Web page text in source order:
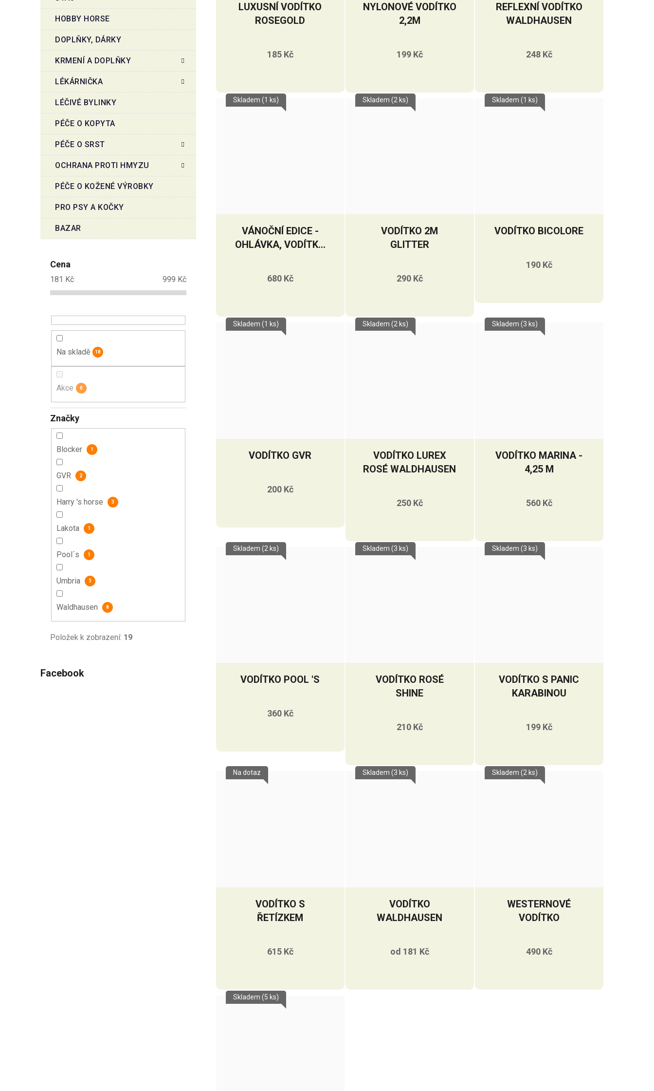
HOBBY HORSE
DOPLŇKY, DÁRKY
KRMENÍ A DOPLŇKY
LÉKÁRNIČKA
LÉČIVÉ BYLINKY
PÉČE O KOPYTA
PÉČE O SRST
OCHRANA PROTI HMYZU
PÉČE O KOŽENÉ VÝROBKY
PRO PSY A KOČKY
BAZAR
Cena
181 Kč 999 Kč
Na skladě 18
Akce 0
Značky
Blocker 1
GVR 2
Harry 's horse 3
Lakota 1
Pool´s 1
Umbria 3
Waldhausen 8
Položek k zobrazení: 19
Facebook
LUXUSNÍ VODÍTKO
ROSEGOLD
185 Kč
NYLONOVÉ VODÍTKO
2,2M
199 Kč
REFLEXNÍ VODÍTKO
WALDHAUSEN
248 Kč
VÁNOČNÍ EDICE -
OHLÁVKA, VODÍTKO
Skladem (1 ks)
680 Kč
VODÍTKO 2M
GLITTER
Skladem (2 ks)
290 Kč
VODÍTKO BICOLORE
Skladem (1 ks)
190 Kč
VODÍTKO GVR
Skladem (1 ks)
200 Kč
VODÍTKO LUREX
ROSÉ WALDHAUSEN
Skladem (2 ks)
250 Kč
VODÍTKO MARINA -
4,25 M
Skladem (3 ks)
560 Kč
VODÍTKO POOL 'S
Skladem (2 ks)
360 Kč
VODÍTKO ROSÉ
SHINE
Skladem (3 ks)
210 Kč
VODÍTKO S PANIC
KARABINOU
Skladem (3 ks)
199 Kč
VODÍTKO S
ŘETÍZKEM
Na dotaz
615 Kč
VODÍTKO
WALDHAUSEN
Skladem (3 ks)
od 181 Kč
WESTERNOVÉ
VODÍTKO
Skladem (2 ks)
490 Kč
Skladem (5 ks)